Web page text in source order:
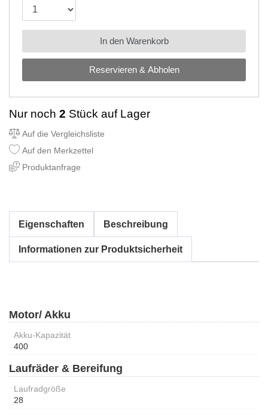
Reservieren & Abholen
In den Warenkorb
Nur noch 2 Stück auf Lager
Auf die Vergleichsliste
Auf den Merkzettel
Produktanfrage
Eigenschaften Beschreibung
Informationen zur Produktsicherheit
Motor/ Akku
Akku-Kapazität
400
Laufräder & Bereifung
Laufradgröße
28